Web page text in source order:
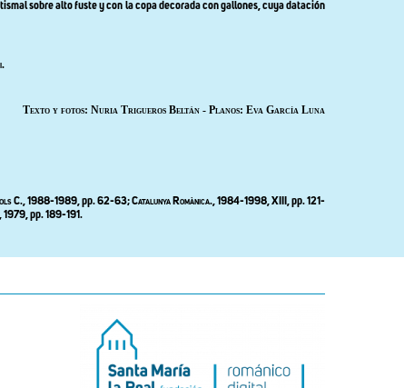
sobre alto fuste y con la copa decorada con gallones, cuya datación
Texto y fotos: Nuria Trigueros Beltán - Planos: Eva García Luna
C., 1988-1989, pp. 62-63;Catalunya Romànica.,1984-1998, XIII, pp. 121-
, 1979, pp. 189-191.